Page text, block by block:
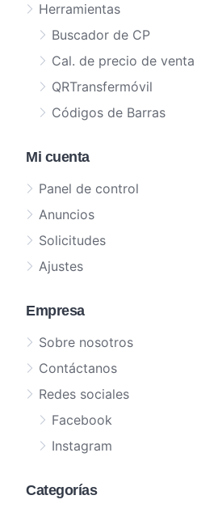
Herramientas
Buscador de CP
Cal. de precio de venta
QRTransfermóvil
Códigos de Barras
Mi cuenta
Panel de control
Anuncios
Solicitudes
Ajustes
Empresa
Sobre nosotros
Contáctanos
Redes sociales
Facebook
Instagram
Categorías